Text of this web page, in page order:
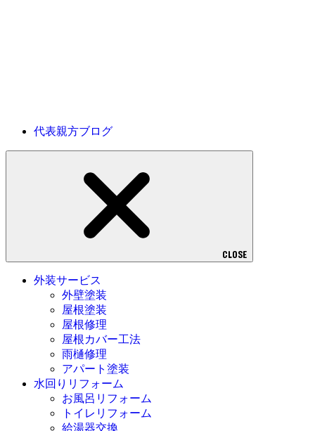
代表親方ブログ
CLOSE
外装サービス
外壁塗装
屋根塗装
屋根修理
屋根カバー工法
雨樋修理
アパート塗装
水回りリフォーム
お風呂リフォーム
トイレリフォーム
給湯器交換